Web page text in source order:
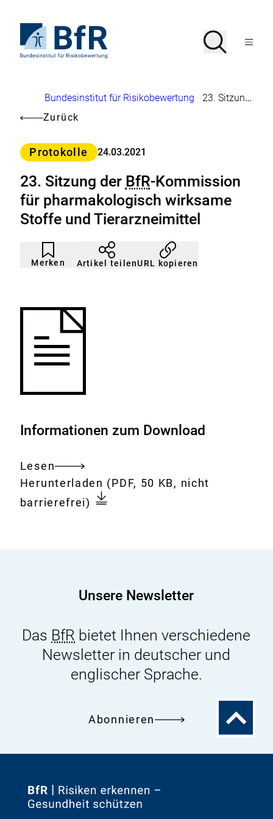
Seiteninhalt
springenStartseite
von
Suche
SucheMenü
Brotkrumennavigation
Bundesinstitut für Risikobewertung 23. Sitzung der
Zurück
Kategorie
Protokolle 24.03.2021
23. Sitzung der BfR-Kommission
für pharmakologisch wirksame
Stoffe und Tierarzneimittel
Merken
Artikel
nicht
gemerkt
Durch
Klicken
der
Artikel teilenURL kopieren
Informationen zum Download
Lesen
Gesamtes
Dokument
Download:
Herunterladen 23.
Sitzung
wirksame
und
Tierarzneimittel
(PDF, 50 KB, nicht
barrierefrei)
Unsere Newsletter
Das BfR bietet Ihnen verschiedene
Newsletter in deutscher und
englischer Sprache.
Abonnieren
Zum
Zur